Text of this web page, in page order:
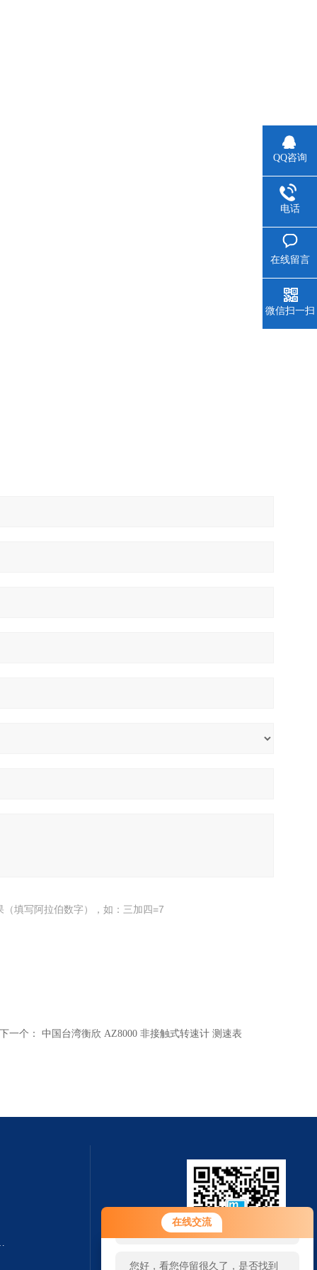
在线交流
您好！欢迎前来咨询，很高兴为您
服务，请问您要咨询什么问题呢？
您好，看您停留很久了，是否找到
（填写阿拉伯数字），如：三加四=7
下一个： 中国台湾衡欣 AZ8000 非接触式转速计 测速表
杭州奋乐厂家
QQ咨询
电话
在线留言
微信扫一扫